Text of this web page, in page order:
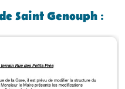
Saint Genouph :